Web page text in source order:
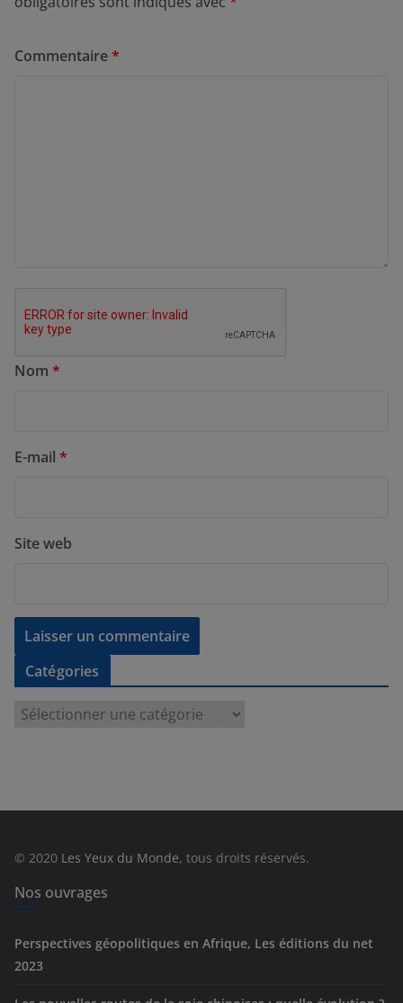
Commentaire*
Nom *
E-mail *
Site web
Catégories
e
s
© 2020 Les Yeux du Monde, tous droits réservés.
Nos ouvrages
Perspectives géopolitiques en Afrique, Les éditions du net
2023